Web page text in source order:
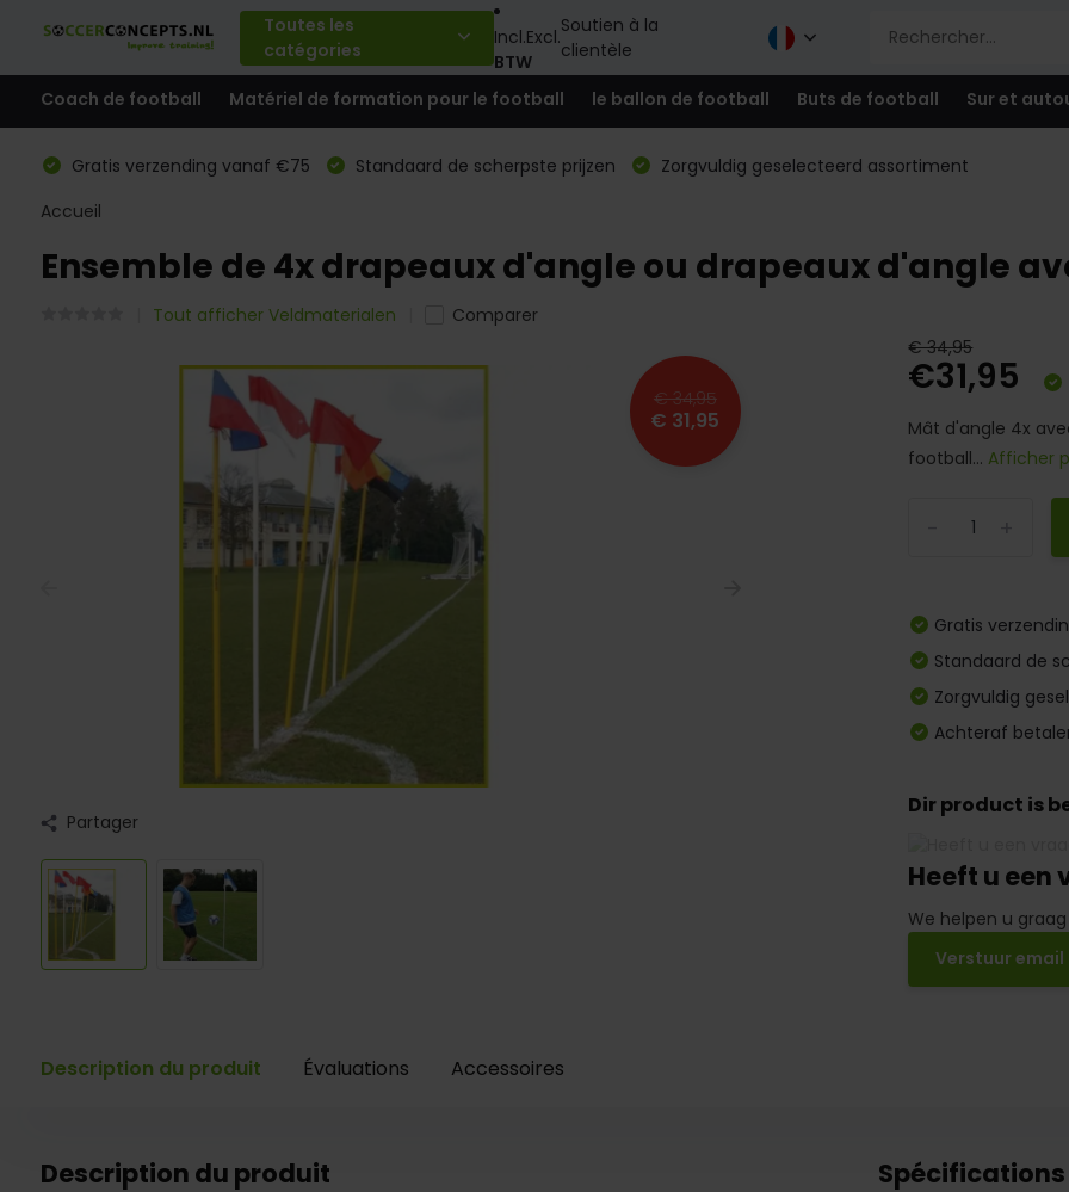
Toutes les
catégories
Incl.Excl.
BTW
Soutien à la
clientèle
Coach de football Matériel de formation pour le football le ballon de football Buts de football Sur et
Gratis verzending vanaf €75 Standaard de scherpste prijzen
Zorgvuldig geselecteerd assortiment
Accueil
Ensemble de 4x drapeaux d'angle ou drapeaux d'angle
Tout afficher Veldmaterialen Comparer
€ 34,95
€ 31,95
Partager
€ 34,95
€31,95
Mât d'angle 4x
football... Afficher
Gratis
Standaard de
Zorgvuldig
Achteraf
Dir product is
Heeft u een
We helpen u
Verstuur email
Description du produit Évaluations Accessoires
Description du produit Spécifications